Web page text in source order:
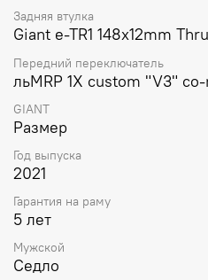
Задняя втулка
Giant e-TR1 148x12mm
Передний переключатель
льMRP 1X custom "V3"
GIANT
Размер
Год выпуска
2021
Гарантия на раму
5 лет
Мужской
Седло